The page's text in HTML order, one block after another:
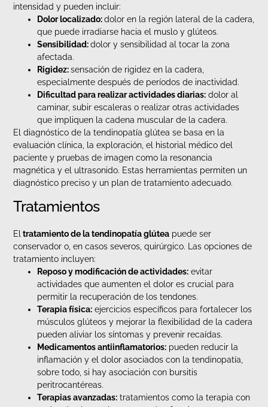
intensidad y pueden incluir:
Dolor localizado:dolor en la región lateral de la cadera,
que puede irradiarse hacia el muslo y glúteos.
Sensibilidad:dolor y sensibilidad al tocar la zona
afectada.
Rigidez:sensación de rigidez en la cadera,
especialmente después de períodos de inactividad.
Dificultad para realizar actividades diarias: dolor al
caminar, subir escaleras o realizar otras actividades
que impliquen la cadena muscular de la cadera.
El diagnóstico de la tendinopatía glútea se basa en la
evaluación clínica, la exploración, el historial médico del
paciente y pruebas de imagen como la resonancia
magnética y el ultrasonido. Estas herramientas permiten un
diagnóstico preciso y un plan de tratamiento adecuado.
Tratamientos
El tratamiento de la tendinopatía glútea puede ser
conservador o, en casos severos, quirúrgico. Las opciones de
tratamiento incluyen:
Reposo y modificación de actividades: evitar
actividades que aumenten el dolor es crucial para
permitir la recuperación de los tendones.
Terapia física: ejercicios específicos para fortalecer los
músculos glúteos y mejorar la flexibilidad de la cadera
pueden aliviar los síntomas y prevenir recaídas.
Medicamentos antiinflamatorios: pueden reducir la
inflamación y el dolor asociados con la tendinopatía,
sobre todo, si hay asociación con bursitis
peritrocantéreas.
Terapias avanzadas: tratamientos como la terapia con